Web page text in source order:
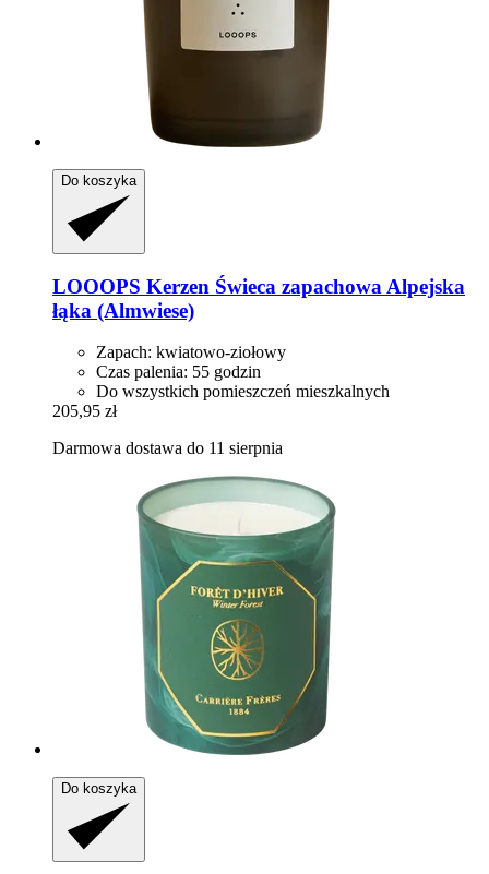
Do koszyka
LOOOPS Kerzen Świeca zapachowa Alpejska
łąka (Almwiese)
Zapach: kwiatowo-ziołowy
Czas palenia: 55 godzin
Do wszystkich pomieszczeń mieszkalnych
205,95 zł
Darmowa dostawa do 11 sierpnia
Do koszyka